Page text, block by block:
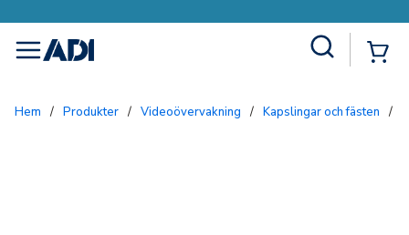
menu
Hem / Produkter / Videoövervakning / Kapslingar och fästen /